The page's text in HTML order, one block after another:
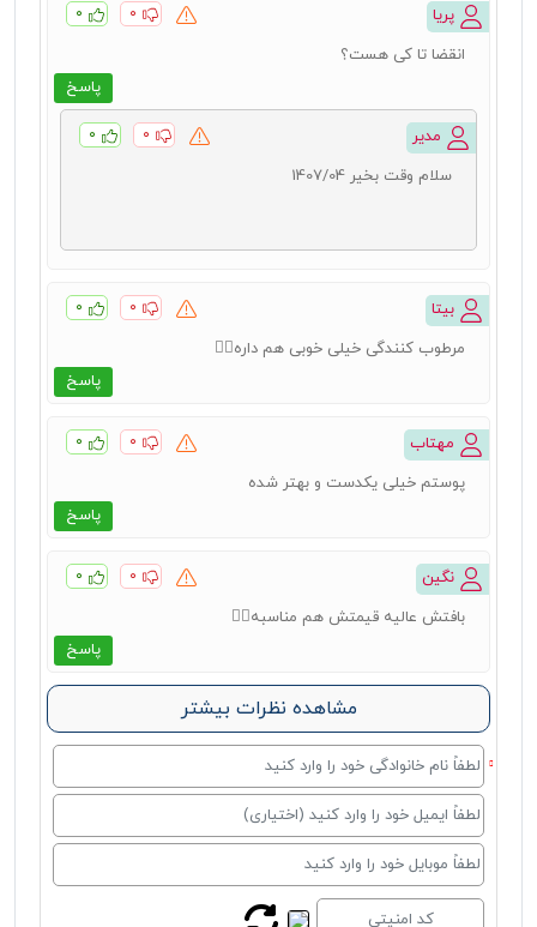
پریا ۰ ۰
پاسخ
انقضا تا کی هست؟
مدیر ۰ ۰
سلام وقت بخیر 1407/04
بیتا ۰ ۰
پاسخ
مرطوب کنندگی خیلی خوبی هم داره👍🏻
مهتاب ۰ ۰
پاسخ
پوستم خیلی یکدست و بهتر شده
نگین ۰ ۰
پاسخ
بافتش عالیه قیمتش هم مناسبه👌🏻
مشاهده نظرات بیشتر